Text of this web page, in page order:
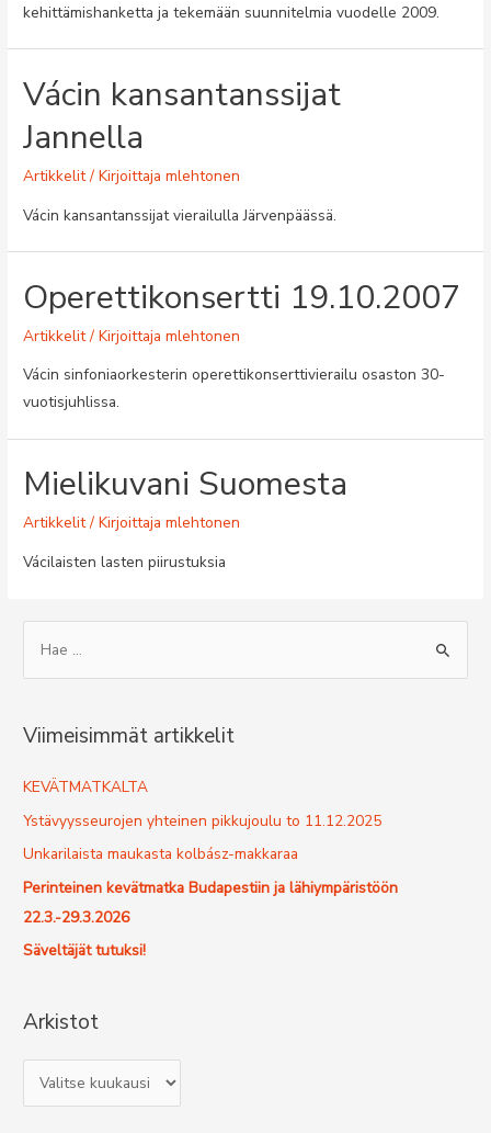
kehittämishanketta ja tekemään suunnitelmia vuodelle 2009.
Vácin kansantanssijat
Jannella
Artikkelit/ Kirjoittajamlehtonen
Vácin kansantanssijat vierailulla Järvenpäässä.
Operettikonsertti 19.10.2007
Artikkelit/ Kirjoittajamlehtonen
Vácin sinfoniaorkesterin operettikonserttivierailu osaston 30-
vuotisjuhlissa.
Mielikuvani Suomesta
Artikkelit/ Kirjoittajamlehtonen
Vácilaisten lasten piirustuksia
r
h
f
Viimeisimmät artikkelit
KEVÄTMATKALTA
Ystävyysseurojen yhteinen pikkujoulu to 11.12.2025
Unkarilaista maukasta kolbász-makkaraa
Perinteinen kevätmatka Budapestiin ja lähiympäristöön
22.3.-29.3.2026
Säveltäjät tutuksi!
Arkistot
r